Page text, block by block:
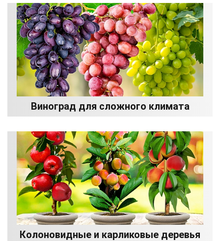
Виноград для сложного климата
Колоновидные и карликовые деревья